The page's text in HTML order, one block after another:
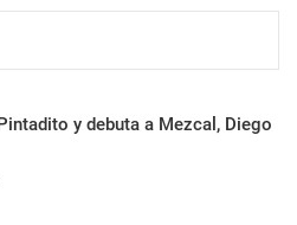
y debuta a Mezcal, Diego